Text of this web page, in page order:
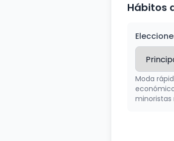
Hábitos
Moda
minoristas